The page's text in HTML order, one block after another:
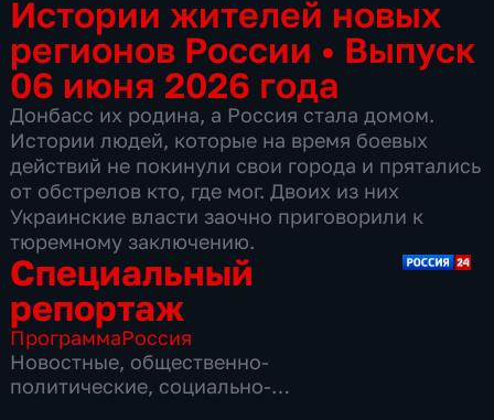
Истории жителей новых
регионов России • Выпуск
06 июня 2026 года
Донбасс их родина, а Россия стала домом.
Истории людей, которые на время боевых
действий не покинули свои города и прятались
от обстрелов кто, где мог. Двоих из них
Украинские власти заочно приговорили к
тюремному заключению.
Специальный
репортаж
ПрограммаРоссия
Новостные, общественно-
политические, социально-